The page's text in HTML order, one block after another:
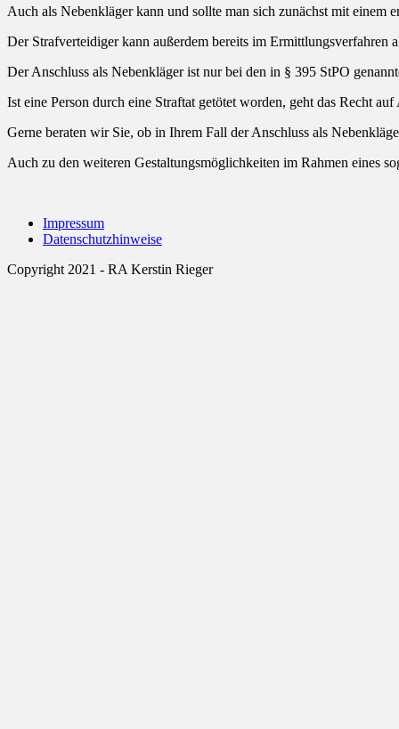
Auch als Nebenkläger kann und sollte man sich zunächst mit
Der Strafverteidiger kann außerdem bereits im Ermittlungsverfahren
Der Anschluss als Nebenkläger ist nur bei den in § 395 StPO
Ist eine Person durch eine Straftat getötet worden, geht das Recht
Gerne beraten wir Sie, ob in Ihrem Fall der Anschluss als
Auch zu den weiteren Gestaltungsmöglichkeiten im Rahmen eines
Impressum
Datenschutzhinweise
Copyright 2021 - RA Kerstin Rieger